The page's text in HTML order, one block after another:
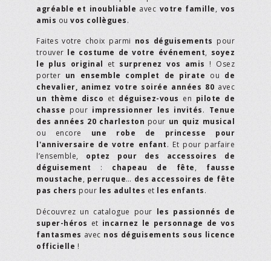
agréable et inoubliable avec votre famille, vos
amis ou vos collègues.
Faites votre choix parmi nos déguisements pour
trouver le costume de votre événement, soyez
le plus original et surprenez vos amis ! Osez
porter un ensemble complet de pirate ou de
chevalier, animez votre soirée années 80 avec
un thème disco et déguisez-vous en pilote de
chasse pour impressionner les invités. Tenue
des années 20 charleston pour un quiz musical
ou encore une robe de princesse pour
l'anniversaire de votre enfant. Et pour parfaire
l’ensemble, optez pour des accessoires de
déguisement : chapeau de fête, fausse
moustache, perruque… des accessoires de fête
pas chers pour les adultes et les enfants.
Découvrez un catalogue pour les passionnés de
super-héros et incarnez le personnage de vos
fantasmes avec nos déguisements sous licence
officielle !